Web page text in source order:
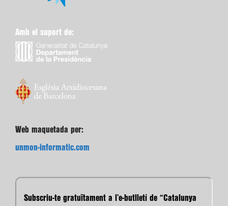
Amb el suport de:
Web maquetada per:
unmon-informatic.com
Subscriu-te gratuïtament a l’e-butlletí de “Catalunya